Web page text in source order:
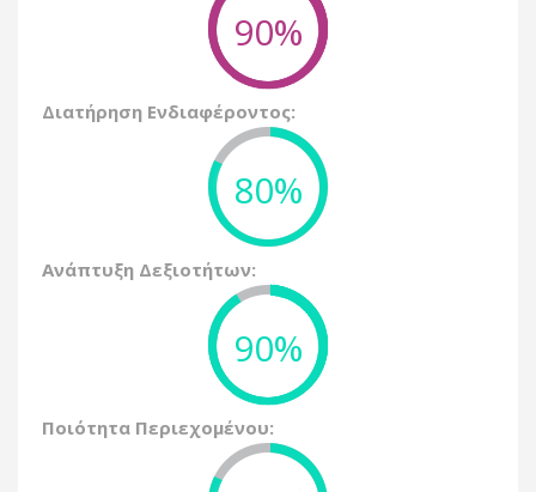
90%
Διατήρηση Ενδιαφέροντος:
80%
Ανάπτυξη Δεξιοτήτων:
90%
Ποιότητα Περιεχομένου: